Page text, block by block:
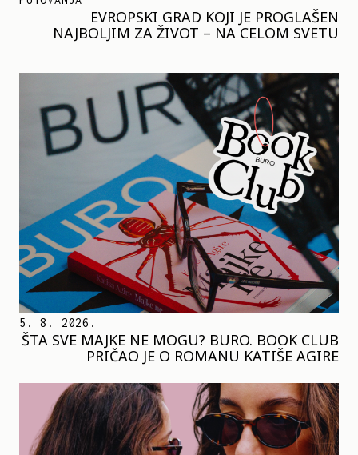
EVROPSKI GRAD KOJI JE PROGLAŠEN
NAJBOLJIM ZA ŽIVOT – NA CELOM SVETU
5. 8. 2026.
ŠTA SVE MAJKE NE MOGU? BURO. BOOK CLUB
PRIČAO JE O ROMANU KATIŠE AGIRE